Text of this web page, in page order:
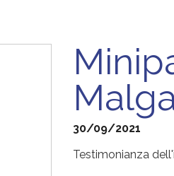
30/09/2021
Testimonianza